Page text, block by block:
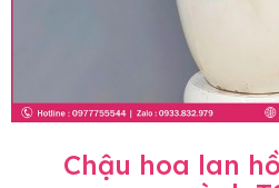
Chậu hoa lan